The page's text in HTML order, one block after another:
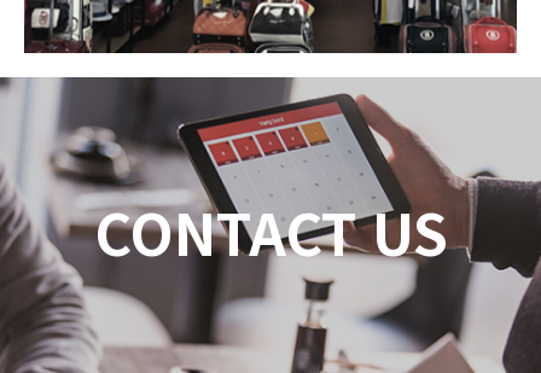
CONTACT US